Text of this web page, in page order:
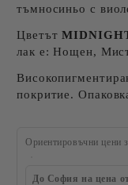
тъмносиньо с
Цветът
лак е: Нощен,
покритие.
Ориентировъчни цени
До София на цена